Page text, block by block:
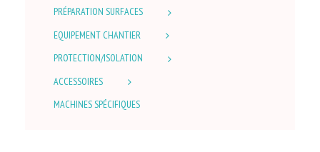
PRÉPARATION SURFACES
EQUIPEMENT CHANTIER
PROTECTION/ISOLATION
ACCESSOIRES
MACHINES SPÉCIFIQUES